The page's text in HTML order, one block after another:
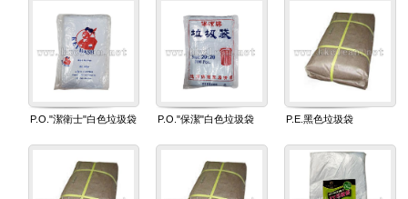
P.O."潔衛士"白色垃圾袋 P.O."保潔"白色垃圾袋
P.E.黑色垃圾袋